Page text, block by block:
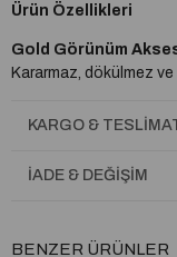
Ürün Özellikleri
Gold Görünüm
Kararmaz, dökülmez ve
Ayağın yapısına göre
Çift Taban Ortopedik
KARGO &
İADE & DEĞIŞIM
BENZER ÜRÜNLER